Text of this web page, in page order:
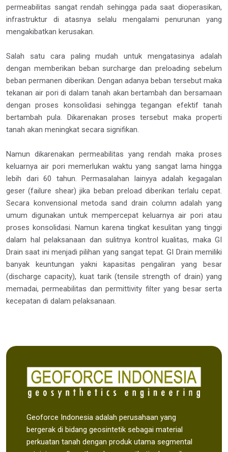
permeabilitas sangat rendah sehingga pada saat dioperasikan,
infrastruktur di atasnya selalu mengalami penurunan yang
mengakibatkan kerusakan.
Salah satu cara paling mudah untuk mengatasinya adalah
dengan memberikan beban surcharge dan preloading sebelum
beban permanen diberikan. Dengan adanya beban tersebut maka
tekanan air pori di dalam tanah akan bertambah dan bersamaan
dengan proses konsolidasi sehingga tegangan efektif tanah
bertambah pula. Dikarenakan proses tersebut maka properti
tanah akan meningkat secara signifikan.
Namun dikarenakan permeabilitas yang rendah maka proses
keluarnya air pori memerlukan waktu yang sangat lama hingga
lebih dari 60 tahun. Permasalahan lainyya adalah kegagalan
geser (failure shear) jika beban preload diberikan terlalu cepat.
Secara konvensional metoda sand drain column adalah yang
umum digunakan untuk mempercepat keluarnya air pori atau
proses konsolidasi. Namun karena tingkat kesulitan yang tinggi
dalam hal pelaksanaan dan sulitnya kontrol kualitas, maka GI
Drain saat ini menjadi pilihan yang sangat tepat. GI Drain memiliki
banyak keuntungan yakni kapasitas pengaliran yang besar
(discharge capacity), kuat tarik (tensile strength of drain) yang
memadai, permeabilitas dan permittivity filter yang besar serta
kecepatan di dalam pelaksanaan.
Geoforce Indonesia adalah perusahaan yang
bergerak di bidang geosintetik sebagai material
perkuatan tanah dengan produk utama segmental